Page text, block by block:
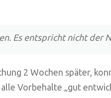
Es entspricht nicht der
2 Wochen später,
Vorbehalte „gut